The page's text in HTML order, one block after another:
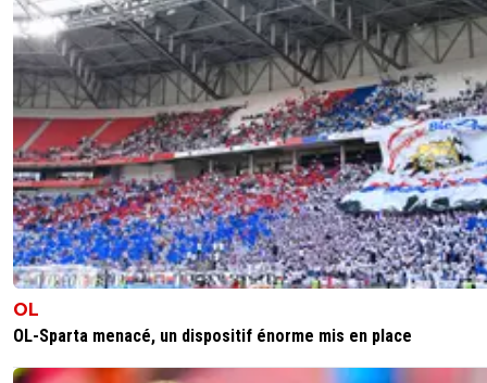
OL
OL-Sparta menacé, un dispositif énorme mis en place